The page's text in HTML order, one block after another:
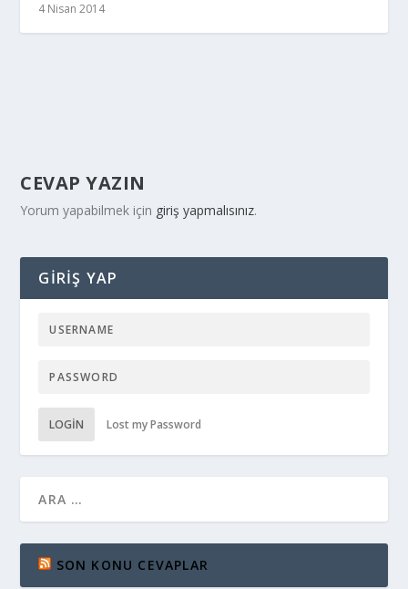
4 Nisan 2014
CEVAP YAZIN
Yorum yapabilmek için giriş yapmalısınız.
GIRIŞ YAP
LOGIN Lost my Password
SON KONU CEVAPLAR